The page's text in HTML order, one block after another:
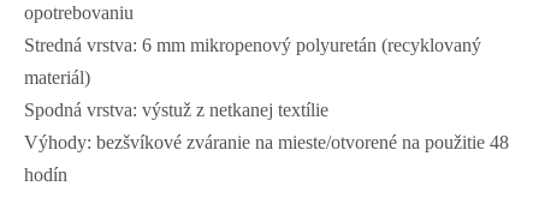
opotrebovaniu
Stredná vrstva: 6 mm mikropenový polyuretán (recyklovaný
materiál)
Spodná vrstva: výstuž z netkanej textílie
Výhody: bezšvíkové zváranie na mieste/otvorené na použitie 48
hodín